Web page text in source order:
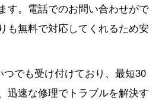
す。電話でのお問い合わせがで
も無料で対応してくれるため安
つでも受け付けており、最短30
迅速な修理でトラブルを解決す